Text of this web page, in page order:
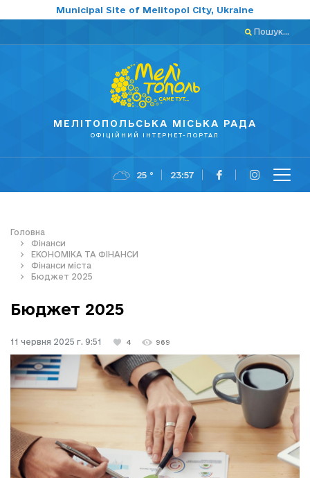
Municipal Site of Melitopol City, Ukraine
Пошук...
МЕЛІТОПОЛЬСЬКА МІСЬКА РАДА
ОФІЦІЙНИЙ ІНТЕРНЕТ-ПОРТАЛ
25 ° 23:57
Головна
Фінанси
ЕКОНОМІКА ТА ФІНАНСИ
Фінанси міста
Бюджет 2025
Бюджет 2025
11 червня 2025 г. 9:51 4 969